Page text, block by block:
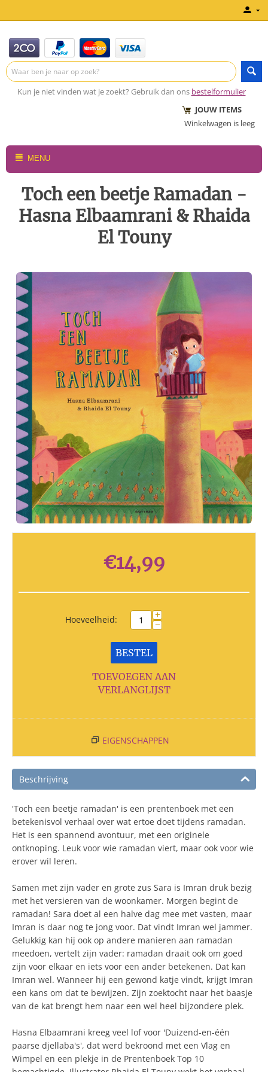
Kun je niet vinden wat je zoekt? Gebruik dan ons bestelformulier
JOUW ITEMS
Winkelwagen is leeg
MENU
Toch een beetje Ramadan -
Hasna Elbaamrani & Rhaida
El Touny
€14,99
Hoeveelheid: +
−
BESTEL
TOEVOEGEN AAN
VERLANGLIJST
EIGENSCHAPPEN
Beschrijving
'Toch een beetje ramadan' is een prentenboek met een
betekenisvol verhaal over wat ertoe doet tijdens ramadan.
Het is een spannend avontuur, met een originele
ontknoping. Leuk voor wie ramadan viert, maar ook voor wie
erover wil leren.
Samen met zijn vader en grote zus Sara is Imran druk bezig
met het versieren van de woonkamer. Morgen begint de
ramadan! Sara doet al een halve dag mee met vasten, maar
Imran is daar nog te jong voor. Dat vindt Imran wel jammer.
Gelukkig kan hij ook op andere manieren aan ramadan
meedoen, vertelt zijn vader: ramadan draait ook om goed
zijn voor elkaar en iets voor een ander betekenen. Dat kan
Imran wel. Wanneer hij een gewond katje vindt, krijgt Imran
een kans om dat te bewijzen. Zijn zoektocht naar het baasje
van de kat brengt hem naar een wel heel bijzondere plek.
Hasna Elbaamrani kreeg veel lof voor 'Duizend-en-één
paarse djellaba's', dat werd bekroond met een Vlag en
Wimpel en een plekje in de Prentenboek Top 10